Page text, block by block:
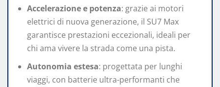
Accelerazione e potenza: grazie ai motori
elettrici di nuova generazione, il SU7 Max
garantisce prestazioni eccezionali, ideali per
chi ama vivere la strada come una pista.
Autonomia estesa: progettata per lunghi
viaggi, con batterie ultra-performanti che